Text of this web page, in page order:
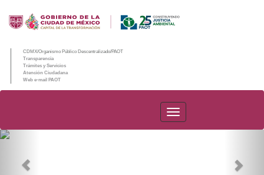
CDMX/Organismo Público Descentralizado/PAOT
Transparencia
Trámites y Servicios
Atención Ciudadana
Web e-mail PAOT
PAOT